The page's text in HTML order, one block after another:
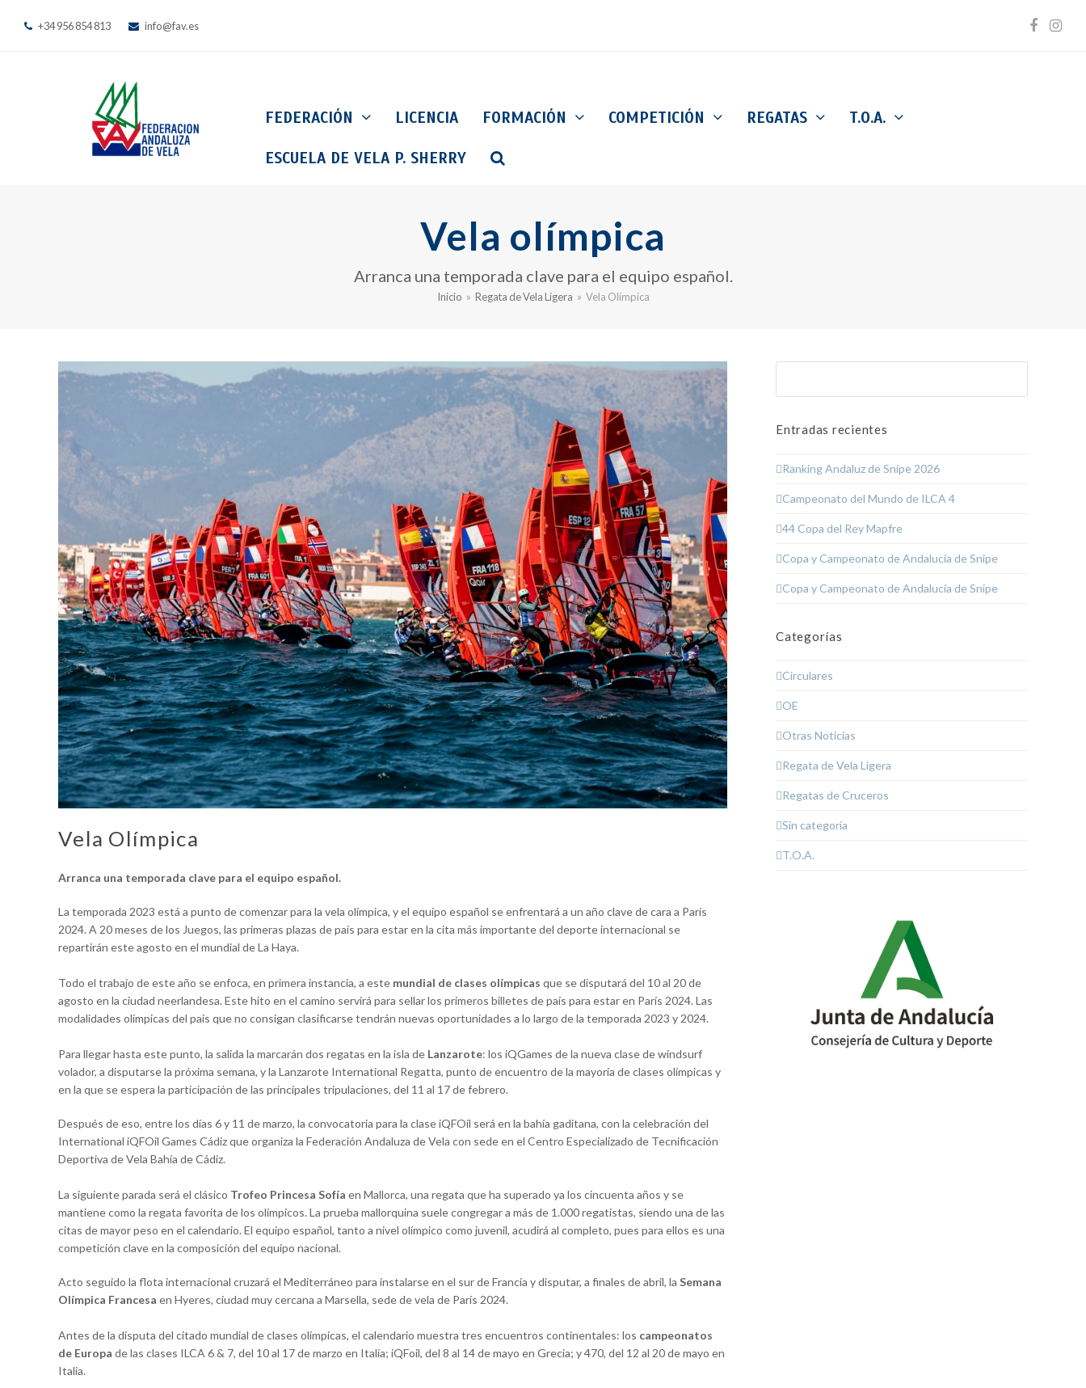
+34 956 854 813 info@fav.es
FEDERACIÓN LICENCIA FORMACIÓN COMPETICIÓN REGATAS T.O.A.
ESCUELA DE VELA P. SHERRY
Vela olímpica
Arranca una temporada clave para el equipo español.
Inicio » Regata de Vela Ligera » Vela Olímpica
Vela Olímpica
Arranca una temporada clave para el equipo español.
La temporada 2023 está a punto de comenzar para la vela olímpica, y el equipo español se enfrentará a un año clave de cara a París
2024. A 20 meses de los Juegos, las primeras plazas de país para estar en la cita más importante del deporte internacional se
repartirán este agosto en el mundial de La Haya.
Todo el trabajo de este año se enfoca, en primera instancia, a este mundial de clases olímpicas que se disputará del 10 al 20 de
agosto en la ciudad neerlandesa. Este hito en el camino servirá para sellar los primeros billetes de país para estar en París 2024. Las
modalidades olímpicas del país que no consigan clasificarse tendrán nuevas oportunidades a lo largo de la temporada 2023 y 2024.
Para llegar hasta este punto, la salida la marcarán dos regatas en la isla de Lanzarote: los iQGames de la nueva clase de windsurf
volador, a disputarse la próxima semana, y la Lanzarote International Regatta, punto de encuentro de la mayoría de clases olímpicas y
en la que se espera la participación de las principales tripulaciones, del 11 al 17 de febrero.
Después de eso, entre los días 6 y 11 de marzo, la convocatoria para la clase iQFOil será en la bahía gaditana, con la celebración del
International iQFOil Games Cádiz que organiza la Federación Andaluza de Vela con sede en el Centro Especializado de Tecnificación
Deportiva de Vela Bahía de Cádiz.
La siguiente parada será el clásico Trofeo Princesa Sofía en Mallorca, una regata que ha superado ya los cincuenta años y se
mantiene como la regata favorita de los olímpicos. La prueba mallorquina suele congregar a más de 1.000 regatistas, siendo una de las
citas de mayor peso en el calendario. El equipo español, tanto a nivel olímpico como juvenil, acudirá al completo, pues para ellos es una
competición clave en la composición del equipo nacional.
Acto seguido la flota internacional cruzará el Mediterráneo para instalarse en el sur de Francia y disputar, a finales de abril, la Semana
Olímpica Francesa en Hyeres, ciudad muy cercana a Marsella, sede de vela de París 2024.
Antes de la disputa del citado mundial de clases olímpicas, el calendario muestra tres encuentros continentales: los campeonatos
de Europa de las clases ILCA 6 & 7, del 10 al 17 de marzo en Italia; iQFoil, del 8 al 14 de mayo en Grecia; y 470, del 12 al 20 de mayo en
Italia.
Entradas recientes
Ranking Andaluz de Snipe 2026
Campeonato del Mundo de ILCA 4
44 Copa del Rey Mapfre
Copa y Campeonato de Andalucía de Snipe
Copa y Campeonato de Andalucía de Snipe
Categorías
Circulares
OE
Otras Noticias
Regata de Vela Ligera
Regatas de Cruceros
Sin categoría
T.O.A.